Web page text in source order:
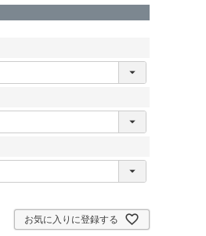
お気に入りに登録する